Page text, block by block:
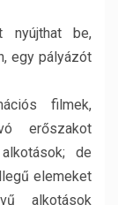
nyújthat be,
egy pályázót
filmek,
erőszakot
de
elemeket
alkotások